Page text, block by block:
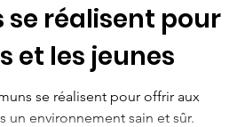
réalisent pour
et les jeunes
se réalisent pour offrir aux
un environnement sain et sûr.